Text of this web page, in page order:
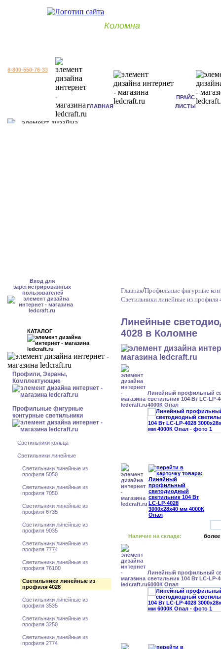
Коломна
8-800-550-76-33
ГЛАВНАЯ
ПРАЙС
ЛИСТЫ
Вход для
зарегистрированных
пользователей
КАТАЛОГ
Профили, Экраны,
Комплектующие
Профильные фигурные
контурные светильники
Светильники кольца
Светильники линейные
Светильники линейные из
профиля 5050
Светильники линейные из
профиля 7050
Светильники линейные из
профиля 6735
Светильники линейные из
профиля 9035
Светильники линейные из
профиля 7774
Светильники линейные из
профиля 76100
Светильники линейные из
профиля 4028
Светильники линейные из
профиля 3535
Светильники линейные из
профиля 3250
Светильники линейные из
профиля 2774
Главная/Профильные фигурные
Светильники линейные из профиля
Линейные
4028 в Коломне
Линейный профильный
светильник 104 Вт LC-LP-
4000К Опал
Наличие на складе: более
Линейный профильный
светильник 104 Вт LC-LP-
6000К Опал